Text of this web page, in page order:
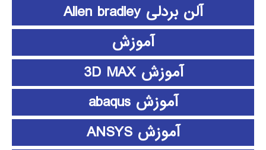
آلن بردلی Allen bradley
آموزش
آموزش 3D MAX
آموزش abaqus
آموزش ANSYS